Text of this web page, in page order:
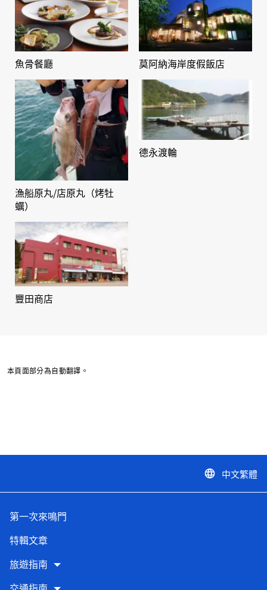
魚骨餐廳 莫阿納海岸度假飯店
漁船原丸/店原丸（烤牡
蠣）
德永渡輪
豐田商店
本頁面部分為自動翻譯。
language 中文繁體
第一次來鳴門
特輯文章
旅遊指南